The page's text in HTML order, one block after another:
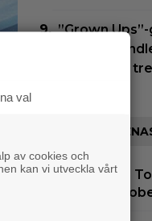
”Grown
– Adam
bilden från
Netflix| Glöm
Netflix nya
val
av cookies och
kan vi utveckla vårt